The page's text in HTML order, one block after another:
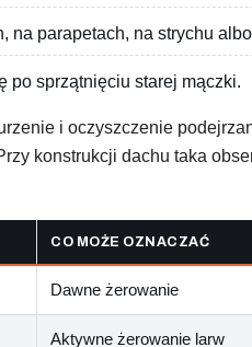
na parapetach, na strychu
po sprzątnięciu starej mączki.
i oczyszczenie
konstrukcji dachu taka
CO MOŻE OZNACZAĆ
Dawne żerowanie
Aktywne żerowanie larw